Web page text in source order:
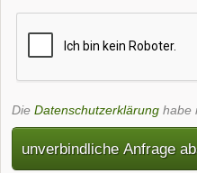
Die Datenschutzerklärung habe
unverbindliche Anfrage